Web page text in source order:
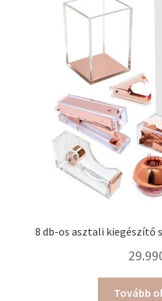
8 db-os asztali kiegészítő
Tovább